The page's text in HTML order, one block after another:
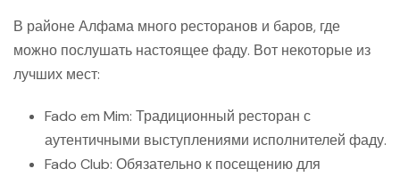
В районе Алфама много ресторанов и баров, где
можно послушать настоящее фаду. Вот некоторые из
лучших мест:
Fado em Mim: Традиционный ресторан с
аутентичными выступлениями исполнителей фаду.
Fado Club: Обязательно к посещению для